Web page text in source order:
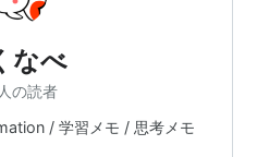
なべ
の読者
/ 学習メモ / 思考メモ